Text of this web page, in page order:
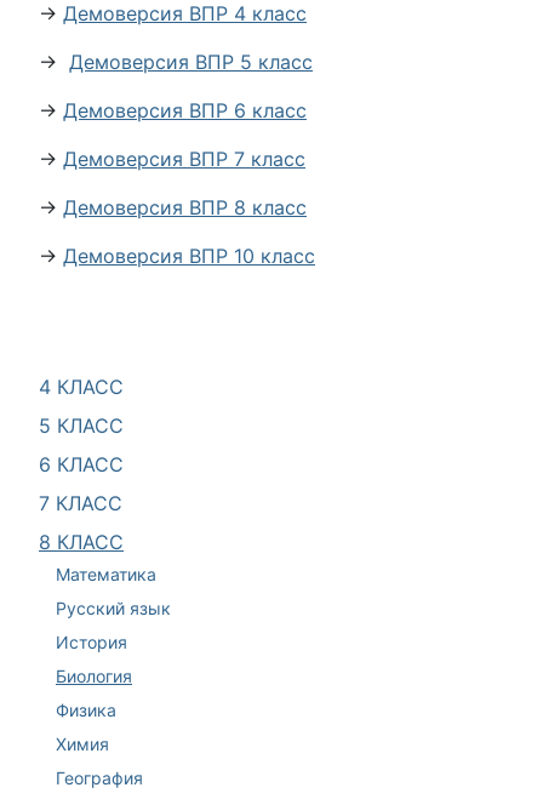
4 КЛАСС
5 КЛАСС
6 КЛАСС
7 КЛАСС
8 КЛАСС
Математика
Русский язык
История
Биология
Физика
Химия
География
→ Демоверсия ВПР 4 класс
→ Демоверсия ВПР 5 класс
→ Демоверсия ВПР 6 класс
→ Демоверсия ВПР 7 класс
→ Демоверсия ВПР 8 класс
→ Демоверсия ВПР 10 класс